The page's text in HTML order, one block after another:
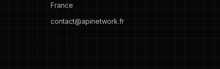
France
contact@apinetwork.fr